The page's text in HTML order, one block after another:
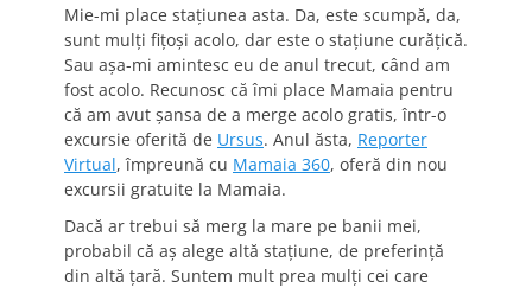
Mie-mi place stațiunea asta. Da, este scumpă, da,
sunt mulți fițoși acolo, dar este o stațiune curățică.
Sau așa-mi amintesc eu de anul trecut, când am
fost acolo. Recunosc că îmi place Mamaia pentru
că am avut șansa de a merge acolo gratis, într-o
excursie oferită de Ursus. Anul ăsta, Reporter
Virtual, împreună cu Mamaia 360, oferă din nou
excursii gratuite la Mamaia.
Dacă ar trebui să merg la mare pe banii mei,
probabil că aș alege altă stațiune, de preferință
din altă țară. Suntem mult prea mulți cei care